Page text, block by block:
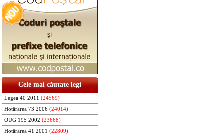
Cele mai căutate legi
Legea 40 2011 (24569)
Hotărârea 73 2006 (24014)
OUG 195 2002 (23668)
Hotărârea 41 2001 (22809)